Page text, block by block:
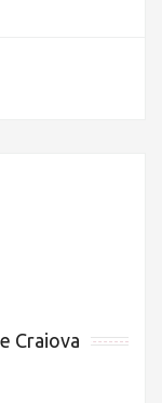
Craiova